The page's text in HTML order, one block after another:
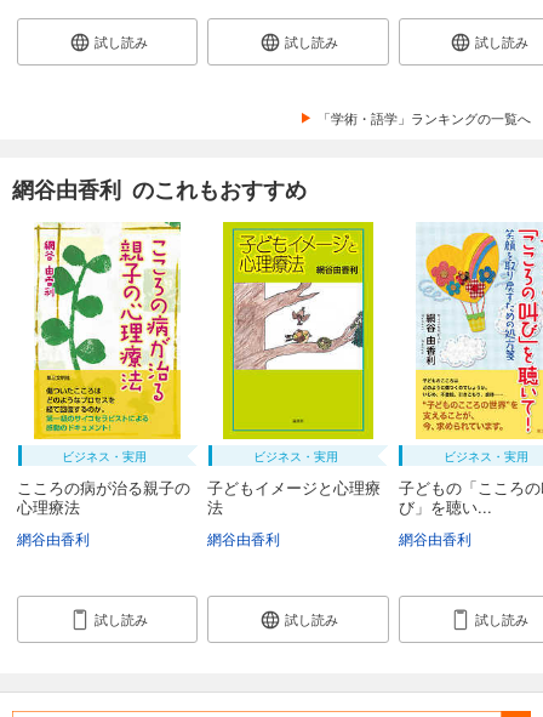
試し読み 試し読み 試し読み
「学術・語学」ランキングの一覧へ
網谷由香利 のこれもおすすめ
ビジネス・実用
こころの病が治る親子の
心理療法
網谷由香利
試し読み
ビジネス・実用
子どもイメージと心理療
法
網谷由香利
試し読み
ビジネス・実用
子どもの「こころ
び」を聴い...
網谷由香利
試し読み